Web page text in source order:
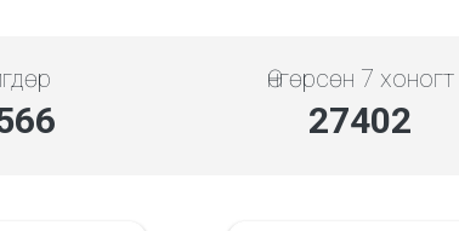
Өнгөрсөн 7 хоногт
32882